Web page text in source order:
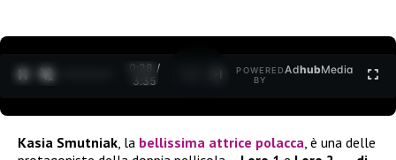
0:29 /
3:35
POWERED
BY
AdhubMedia
Kasia Smutniak , la bellissima attrice polacca , è una delle